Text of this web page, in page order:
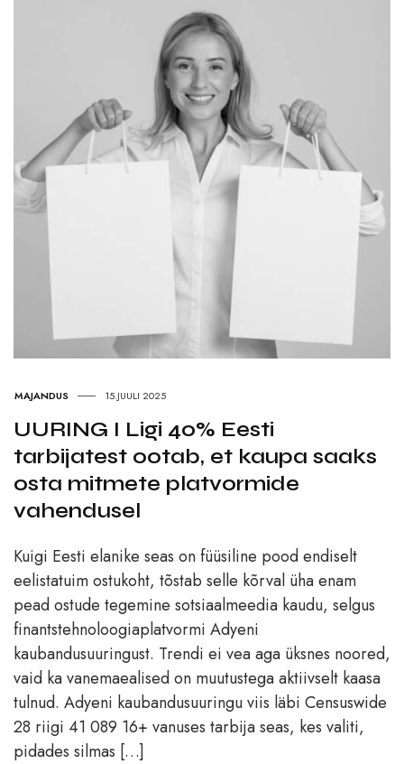
MAJANDUS 15.JUULI 2025
UURING I Ligi 40% Eesti
tarbijatest ootab, et kaupa saaks
osta mitmete platvormide
vahendusel
Kuigi Eesti elanike seas on füüsiline pood endiselt
eelistatuim ostukoht, tõstab selle kõrval üha enam
pead ostude tegemine sotsiaalmeedia kaudu, selgus
finantstehnoloogiaplatvormi Adyeni
kaubandusuuringust. Trendi ei vea aga üksnes noored,
vaid ka vanemaealised on muutustega aktiivselt kaasa
tulnud. Adyeni kaubandusuuringu viis läbi Censuswide
28 riigi 41 089 16+ vanuses tarbija seas, kes valiti,
pidades silmas […]